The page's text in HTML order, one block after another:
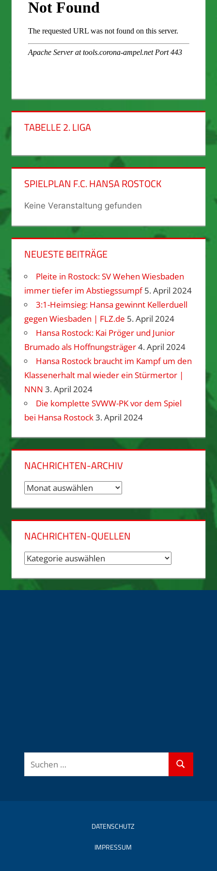
TABELLE 2. LIGA
SPIELPLAN F.C. HANSA ROSTOCK
Keine Veranstaltung gefunden
NEUESTE BEITRÄGE
Pleite in Rostock: SV Wehen Wiesbaden
immer tiefer im Abstiegssumpf 5. April 2024
3:1-Heimsieg: Hansa gewinnt Kellerduell
gegen Wiesbaden | FLZ.de 5. April 2024
Hansa Rostock: Kai Pröger und Junior
Brumado als Hoffnungsträger4. April 2024
Hansa Rostock braucht im Kampf um den
Klassenerhalt mal wieder ein Stürmertor |
NNN 3. April 2024
Die komplette SVWW-PK vor dem Spiel
bei Hansa Rostock3. April 2024
NACHRICHTEN-ARCHIV
Nachrichten-
NACHRICHTEN-QUELLEN
Nachrichten-
Suchen
nach:
Suchen
DATENSCHUTZ
IMPRESSUM